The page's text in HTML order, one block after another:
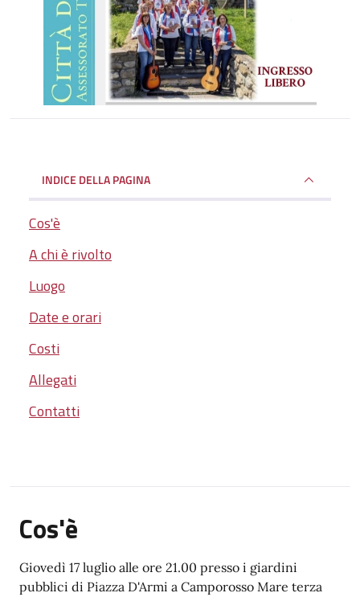
INDICE DELLA PAGINA
Cos'è
A chi è rivolto
Luogo
Date e orari
Costi
Allegati
Contatti
Cos'è
Giovedì 17 luglio alle ore 21.00 presso i giardini
pubblici di Piazza D'Armi a Camporosso Mare terza